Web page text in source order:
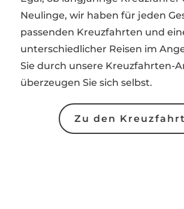
Neulinge, wir haben für jeden
passenden Kreuzfahrten und
unterschiedlicher Reisen im
Sie durch unsere Kreuzfahrten-
überzeugen Sie sich selbst.
Zu den